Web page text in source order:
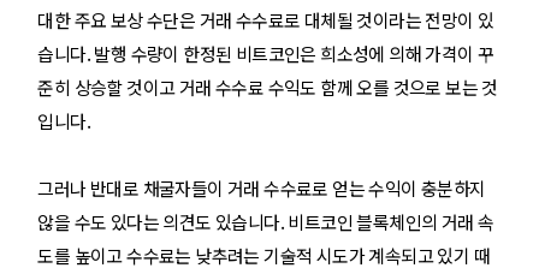
대한 주요 보상 수단은 거래 수수료로 대체될 것이라는 전망이 있
습니다. 발행 수량이 한정된 비트코인은 희소성에 의해 가격이 꾸
준히 상승할 것이고 거래 수수료 수익도 함께 오를 것으로 보는 것
입니다.
그러나 반대로 채굴자들이 거래 수수료로 얻는 수익이 충분하지
않을 수도 있다는 의견도 있습니다. 비트코인 블록체인의 거래 속
도를 높이고 수수료는 낮추려는 기술적 시도가 계속되고 있기 때